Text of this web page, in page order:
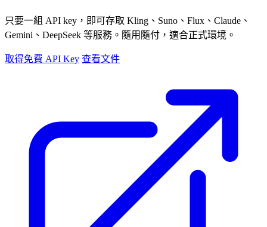
只要一組 API key，即可存取 Kling、Suno、Flux、Claude、
Gemini、DeepSeek 等服務。隨用隨付，適合正式環境。
取得免費 API Key 查看文件